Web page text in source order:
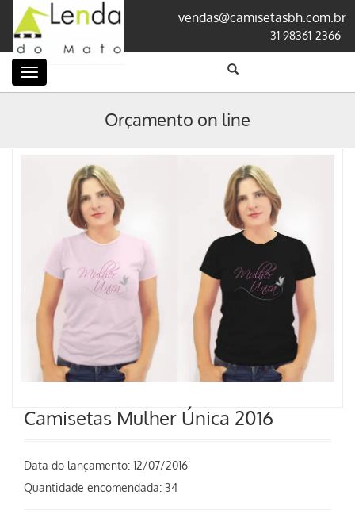
vendas@camisetasbh.com.br
31 98361-2366
Categorias
Orçamento on line
Camisetas Mulher Única 2016
Data do lançamento: 12/07/2016
Quantidade encomendada: 34